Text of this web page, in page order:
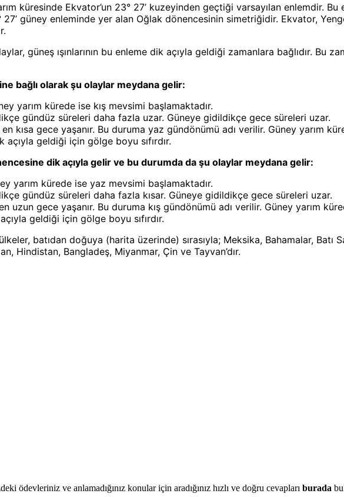
küresinde Ekvator’un 23° 27’ kuzeyinden geçtiği varsayılan enlemdir.
güney enleminde yer alan Oğlak dönencesinin simetriğidir. Ekvator,
güneş ışınlarının bu enleme dik açıyla geldiği zamanlara bağlıdır. Bu
bağlı olarak şu olaylar meydana gelir:
yarım kürede ise kış mevsimi başlamaktadır.
gündüz süreleri daha fazla uzar. Güneye gidildikçe gece süreleri uzar.
kısa gece yaşanır. Bu duruma yaz gündönümü adı verilir. Güney yarım
açıyla geldiği için gölge boyu sıfırdır.
dik açıyla gelir ve bu durumda da şu olaylar meydana gelir:
yarım kürede ise yaz mevsimi başlamaktadır.
gündüz süreleri daha fazla kısar. Güneye gidildikçe gece süreleri uzar.
uzun gece yaşanır. Bu duruma kış gündönümü adı verilir. Güney yarım
geldiği için gölge boyu sıfırdır.
batıdan doğuya (harita üzerinde) sırasıyla; Meksika, Bahamalar, Batı
Hindistan, Bangladeş, Miyanmar, Çin ve Tayvan’dır.
ödevleriniz ve anlamadığınız konular için aradığınız hızlı ve doğru cevapları burada